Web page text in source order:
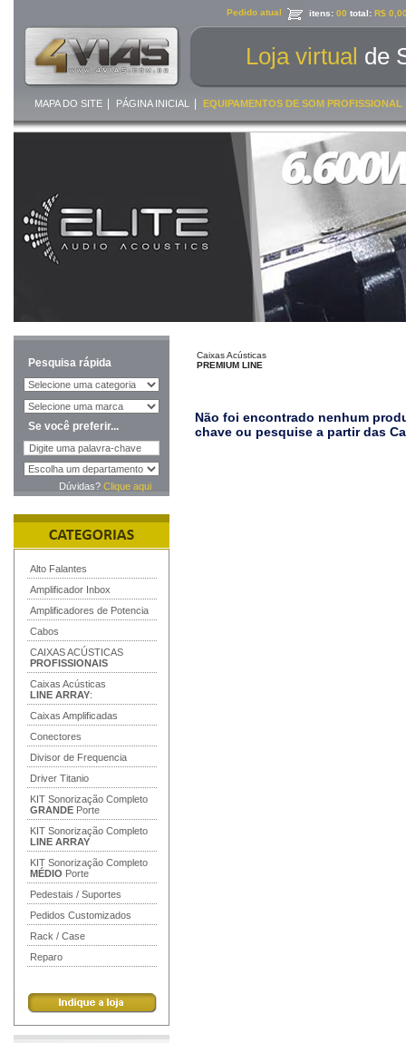
Pedido atual itens: 00 total: R$
Loja virtual de
MAPA DO SITE PÁGINA INICIAL EQUIPAMENTOS DE SOM PROFISSIONAL
Pesquisa rápida
Se você preferir...
Dúvidas? Clique aqui
Alto Falantes
Amplificador Inbox
Amplificadores de Potencia
Cabos
CAIXAS ACÚSTICAS
PROFISSIONAIS
Caixas Acústicas
LINE ARRAY:
Caixas Amplificadas
Conectores
Divisor de Frequencia
Driver Titanio
KIT Sonorização Completo
GRANDE Porte
KIT Sonorização Completo
LINE ARRAY
KIT Sonorização Completo
MÉDIO Porte
Pedestais / Suportes
Pedidos Customizados
Rack / Case
Reparo
Caixas Acústicas
PREMIUM LINE
Não foi encontrado nenhum
chave ou pesquise a partir das